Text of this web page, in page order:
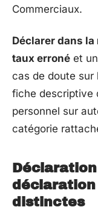
Commerciaux.
Déclarer dans
taux erroné et
cas de doute sur
fiche descriptive
personnel sur
catégorie
distinctes